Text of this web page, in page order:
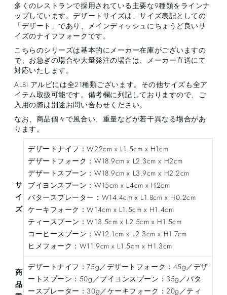
多くのレストランで採用されている主要な9種類をラインナ
ップしています。デザートサイズは、サイズ表記としての
「デザート」であり、メインディッシュにちょうど良いサ
イズのナイフフォークです。
こちらのシリーズは基本的にメーカー在庫がございますの
で、お急ぎの場合や大量発注の場合は、メーカー直送にて
対応いたします。
ALBI アルビには全21種類ございます。その他サイズも全ア
イテム取扱可能です。備考欄に列記しておりますので、ご
入用の際は別途お問い合わせください。
なお、商品個々で風合い、重量などが若干異なる場合があ
ります。
サ
イ
ズ
デザートナイフ：W22cm x L1.5cm x H1cm
デザートフォーク：W18.9cm x L2.3cm x H2cm
デザートスプーン：W18.9cm x L3.9cm x H2.2cm
ブイヨンスプーン：W15cm x L4cm x H2cm
バタースプレーター：W14.4cm x L1.8cm x H0.2cm
ケーキフォーク：W14cm x L1.5cm x H1.4cm
ティースプーン：W13.5cm x L2.5cm x H1.5cm
コーヒースプーン：W12.1cm x L2.3cm x H1.7cm
ヒメフォーク：W11.9cm x L1.5cm x H1.3cm
商
品
デザートナイフ：75g／デザートフォーク：45g／デザ
ートスプーン：50g／ブイヨンスプーン：35g／バタ
ースプレーター：30g／ケーキフォーク：20g／ティ